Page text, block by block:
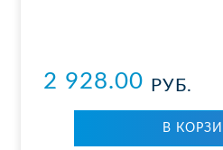
2 928.00 РУБ.
В